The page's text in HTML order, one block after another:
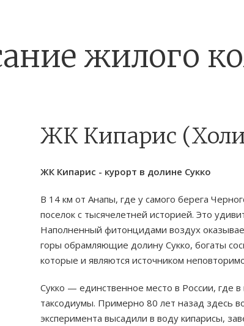
жилого
ЖК Кипарис
ЖК Кипарис - курорт в долине Сукко
В 14 км от Анапы, где у самого берега
поселок с тысячелетней историей. Это
Наполненный фитонцидами воздух
горы обрамляющие долину Сукко, богаты
которые и являются источником
Сукко — единственное место в России, где
таксодиумы. Примерно 80 лет назад здесь
эксперимента высадили в воду кипарисы,